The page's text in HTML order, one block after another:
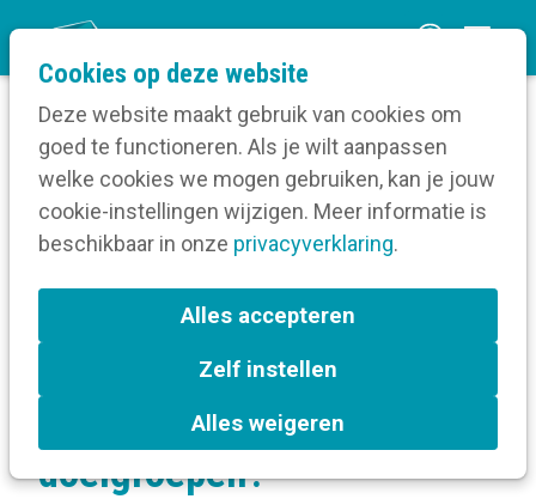
Cookies op deze website
Deze website maakt gebruik van cookies om
goed te functioneren. Als je wilt aanpassen
welke cookies we mogen gebruiken, kan je jouw
cookie-instellingen wijzigen. Meer informatie is
beschikbaar in onze privacyverklaring.
Alles accepteren
Zelf instellen
Alles weigeren
n
m
Home
Blog
Hoe begin je aan communicatie voor moeilijk
bereikbare doelgroepen?
Hoe begin je aan
communicatie voor
moeilijk bereikbare
doelgroepen?